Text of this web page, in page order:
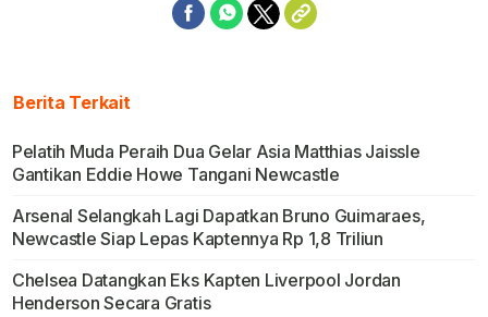
Berita Terkait
Pelatih Muda Peraih Dua Gelar Asia Matthias Jaissle
Gantikan Eddie Howe Tangani Newcastle
Arsenal Selangkah Lagi Dapatkan Bruno Guimaraes,
Newcastle Siap Lepas Kaptennya Rp 1,8 Triliun
Chelsea Datangkan Eks Kapten Liverpool Jordan
Henderson Secara Gratis